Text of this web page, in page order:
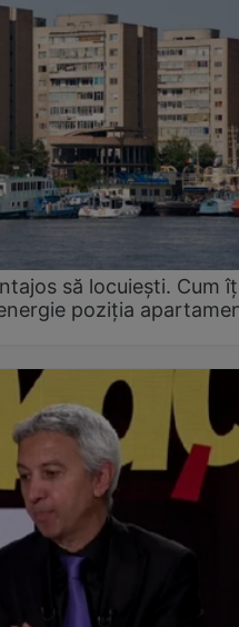
să locuiești. Cum
poziția